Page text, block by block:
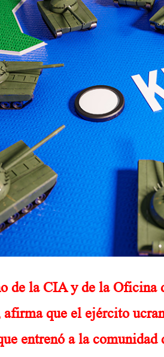
de la CIA y de la Oficina
afirma que el ejército
entrenó a la comunidad